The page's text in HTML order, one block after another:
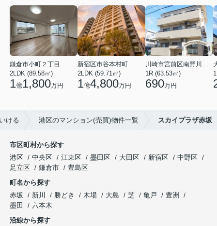
鎌倉市小町２丁目
2LDK (89.58㎡)
1億1,800万円
新宿区市谷本村町
2LDK (59.71㎡)
1億4,800万円
1R (63.53㎡)
690万円
ける 港区のマンション(売買)物件一覧 スカイプラザ赤坂
市区町村から探す
港区
中央区 江東区 墨田区 大田区 新宿区
中野区
足立区
鎌倉市
豊島区
町名から探す
赤坂
新川 勝どき 木場 大島 芝 亀戸
豊洲
墨田
六本木
沿線から探す